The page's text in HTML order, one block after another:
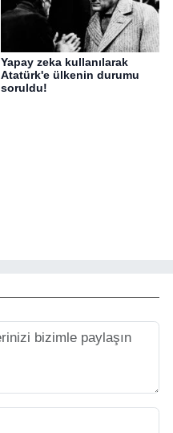
Yapay zeka kullanılarak
Atatürk'e ülkenin durumu
soruldu!